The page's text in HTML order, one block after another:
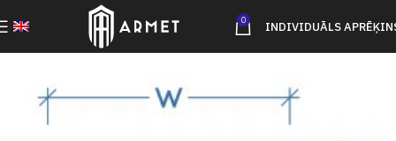
0 INDIVIDUĀLS